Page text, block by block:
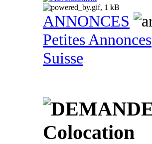
ANNONCES
Petites Annonces
Suisse
Colocation